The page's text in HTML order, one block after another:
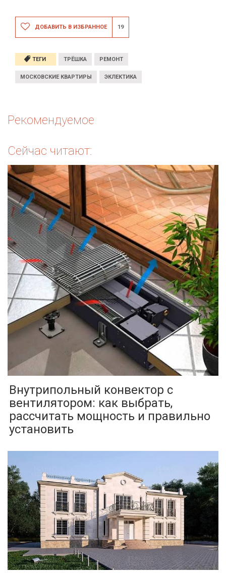
ДОБАВИТЬ В ИЗБРАННОЕ 19
ТЕГИ ТРЁШКА РЕМОНТ
МОСКОВСКИЕ КВАРТИРЫ ЭКЛЕКТИКА
Рекомендуемое
Сейчас читают:
Внутрипольный конвектор с
вентилятором: как выбрать,
рассчитать мощность и правильно
установить